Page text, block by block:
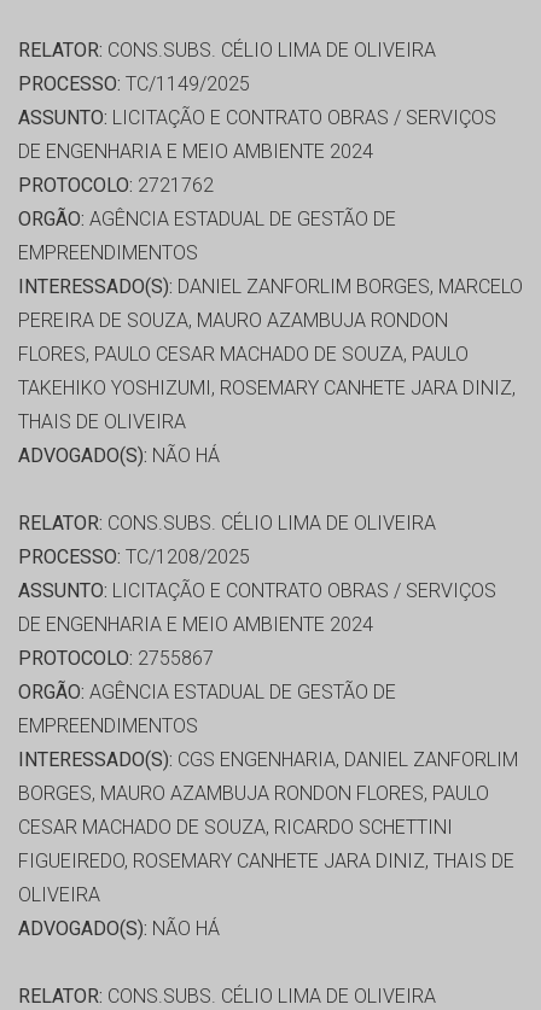
RELATOR: CONS.SUBS. CÉLIO LIMA DE OLIVEIRA
PROCESSO: TC/1149/2025
ASSUNTO: LICITAÇÃO E CONTRATO OBRAS / SERVIÇOS
DE ENGENHARIA E MEIO AMBIENTE 2024
PROTOCOLO: 2721762
ORGÃO: AGÊNCIA ESTADUAL DE GESTÃO DE
EMPREENDIMENTOS
INTERESSADO(S): DANIEL ZANFORLIM BORGES, MARCELO
PEREIRA DE SOUZA, MAURO AZAMBUJA RONDON
FLORES, PAULO CESAR MACHADO DE SOUZA, PAULO
TAKEHIKO YOSHIZUMI, ROSEMARY CANHETE JARA DINIZ,
THAIS DE OLIVEIRA
ADVOGADO(S): NÃO HÁ
RELATOR: CONS.SUBS. CÉLIO LIMA DE OLIVEIRA
PROCESSO: TC/1208/2025
ASSUNTO: LICITAÇÃO E CONTRATO OBRAS / SERVIÇOS
DE ENGENHARIA E MEIO AMBIENTE 2024
PROTOCOLO: 2755867
ORGÃO: AGÊNCIA ESTADUAL DE GESTÃO DE
EMPREENDIMENTOS
INTERESSADO(S): CGS ENGENHARIA, DANIEL ZANFORLIM
BORGES, MAURO AZAMBUJA RONDON FLORES, PAULO
CESAR MACHADO DE SOUZA, RICARDO SCHETTINI
FIGUEIREDO, ROSEMARY CANHETE JARA DINIZ, THAIS DE
OLIVEIRA
ADVOGADO(S): NÃO HÁ
RELATOR: CONS.SUBS. CÉLIO LIMA DE OLIVEIRA